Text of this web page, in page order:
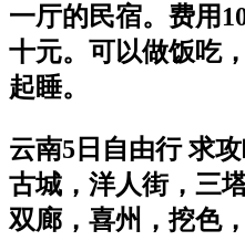
一厅的民宿。费用
十元。可以做饭吃
起睡。
云南5日自由行 求
古城，洋人街，三
双廊，喜州，挖色